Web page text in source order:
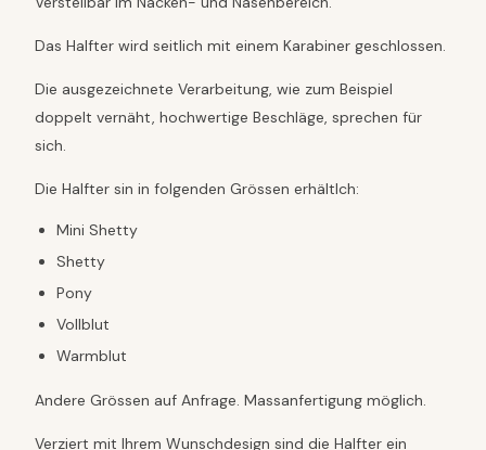
Das Halfter wird seitlich mit einem Karabiner geschlossen.
Die ausgezeichnete Verarbeitung, wie zum Beispiel
doppelt vernäht, hochwertige Beschläge, sprechen für
sich.
Die Halfter sin in folgenden Grössen erhältlch:
Mini Shetty
Shetty
Pony
Vollblut
Warmblut
Andere Grössen auf Anfrage. Massanfertigung möglich.
Verziert mit Ihrem Wunschdesign sind die Halfter ein